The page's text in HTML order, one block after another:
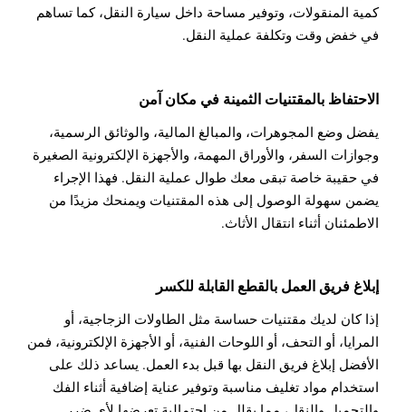
كمية المنقولات، وتوفير مساحة داخل سيارة النقل، كما تساهم
في خفض وقت وتكلفة عملية النقل.
الاحتفاظ بالمقتنيات الثمينة في مكان آمن
يفضل وضع المجوهرات، والمبالغ المالية، والوثائق الرسمية،
وجوازات السفر، والأوراق المهمة، والأجهزة الإلكترونية الصغيرة
في حقيبة خاصة تبقى معك طوال عملية النقل. فهذا الإجراء
يضمن سهولة الوصول إلى هذه المقتنيات ويمنحك مزيدًا من
الاطمئنان أثناء انتقال الأثاث.
إبلاغ فريق العمل بالقطع القابلة للكسر
إذا كان لديك مقتنيات حساسة مثل الطاولات الزجاجية، أو
المرايا، أو التحف، أو اللوحات الفنية، أو الأجهزة الإلكترونية، فمن
الأفضل إبلاغ فريق النقل بها قبل بدء العمل. يساعد ذلك على
استخدام مواد تغليف مناسبة وتوفير عناية إضافية أثناء الفك